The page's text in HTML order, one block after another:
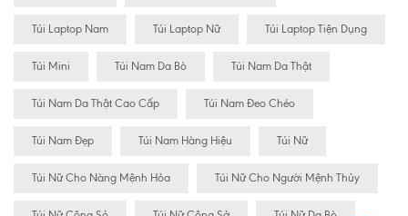
Túi Laptop Nam Túi Laptop Nữ Túi Laptop Tiện Dụng
Túi Mini Túi Nam Da Bò Túi Nam Da Thật
Túi Nam Da Thật Cao Cấp Túi Nam Đeo Chéo
Túi Nam Đẹp Túi Nam Hàng Hiệu Túi Nữ
Túi Nữ Cho Nàng Mệnh Hỏa Túi Nữ Cho Người Mệnh Thủy